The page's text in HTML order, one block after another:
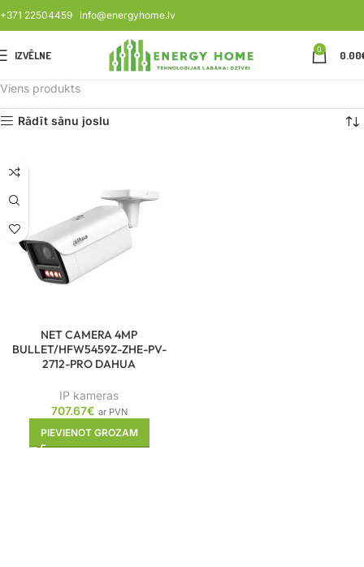
+371 22504459 info@energyhome.lv
IZVĒLNE 0 0.00
Viens produkts
Rādīt sānu joslu
NET CAMERA 4MP
BULLET/HFW5459Z-ZHE-PV-
2712-PRO DAHUA
IP kameras
707.67€ ar PVN
PIEVIENOT GROZAM